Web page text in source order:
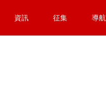
資訊 征集 導航